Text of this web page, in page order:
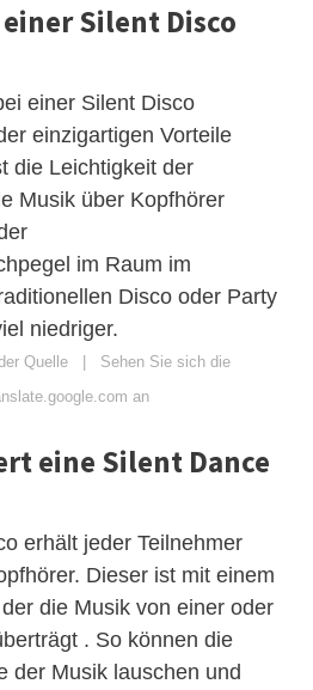
Silent Disco
einer Silent Disco
einzigartigen Vorteile
die Leichtigkeit der
Musik über Kopfhörer
im Raum im
Disco oder Party
niedriger.
Quelle | Sehen Sie sich die
an
eine Silent Dance
erhält jeder Teilnehmer
Dieser ist mit einem
die Musik von einer oder
. So können die
der Musik lauschen und